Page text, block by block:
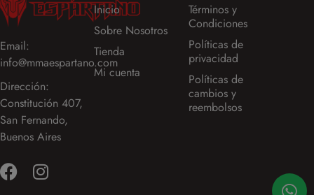
Email:
info@mmaespartano.com
Dirección:
Constitución 407,
San Fernando,
Buenos Aires
Inicio
Sobre Nosotros
Tienda
Mi cuenta
Términos y
Condiciones
Políticas de
privacidad
Políticas de
cambios y
reembolsos